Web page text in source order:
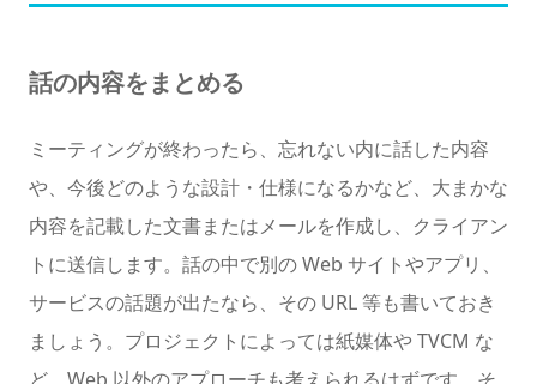
話の内容をまとめる
ミーティングが終わったら、忘れない内に話した内容
や、今後どのような設計・仕様になるかなど、大まかな
内容を記載した文書またはメールを作成し、クライアン
トに送信します。話の中で別の Web サイトやアプリ、
サービスの話題が出たなら、その URL 等も書いておき
ましょう。プロジェクトによっては紙媒体や TVCM な